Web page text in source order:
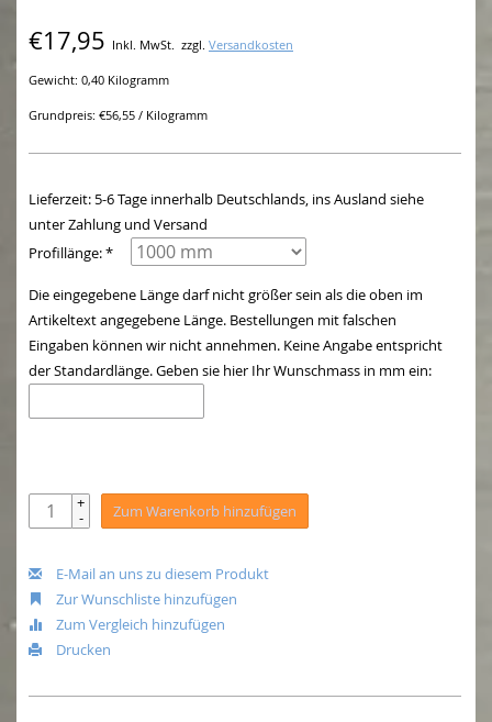
€17,95 Inkl. MwSt. zzgl. Versandkosten
Gewicht: 0,40 Kilogramm
Grundpreis: €56,55 / Kilogramm
Lieferzeit: 5-6 Tage innerhalb Deutschlands, ins Ausland siehe
unter Zahlung und Versand
Profillänge: *
Die eingegebene Länge darf nicht größer sein als die oben im
Artikeltext angegebene Länge. Bestellungen mit falschen
Eingaben können wir nicht annehmen. Keine Angabe entspricht
der Standardlänge. Geben sie hier Ihr Wunschmass in mm ein:
+
- Zum Warenkorb hinzufügen
E-Mail an uns zu diesem Produkt
Zur Wunschliste hinzufügen
Zum Vergleich hinzufügen
Drucken